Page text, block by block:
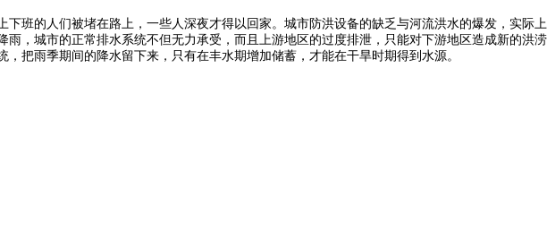
班的人们被堵在路上，一些人深夜才得以回家。城市防洪设备的缺乏与河流洪水的爆发，实际上
，城市的正常排水系统不但无力承受，而且上游地区的过度排泄，只能对下游地区造成新的洪涝
把雨季期间的降水留下来，只有在丰水期增加储蓄，才能在干旱时期得到水源。